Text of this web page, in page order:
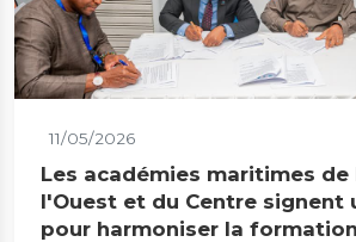
11/05/2026
Les académies maritimes
l'Ouest et du Centre signent
pour harmoniser la